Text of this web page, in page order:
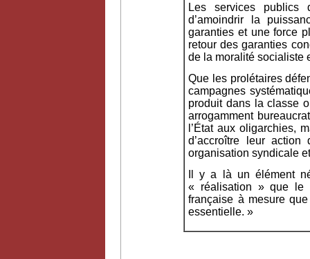
Les services publics
d’amoindrir la
garanties et une force
retour des garanties
de la moralité socialiste
Que les prolétaires
campagnes
produit dans la classe
arrogamment
l’État aux oligarchies,
d’accroître leur
organisation syndicale
Il y a là un élément
« réalisation » que le
française à mesure
essentielle. »